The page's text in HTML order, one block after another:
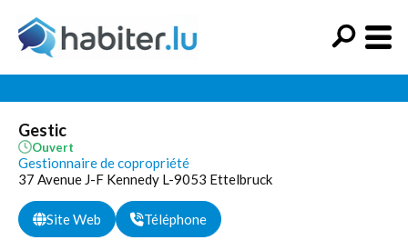
Gestic
Ouvert
Gestionnaire de copropriété
37 Avenue J-F Kennedy L-9053 Ettelbruck
Site Web Téléphone